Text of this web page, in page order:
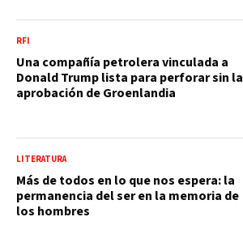
RFI
Una compañía petrolera vinculada a
Donald Trump lista para perforar sin la
aprobación de Groenlandia
LITERATURA
Más de todos en lo que nos espera: la
permanencia del ser en la memoria de
los hombres